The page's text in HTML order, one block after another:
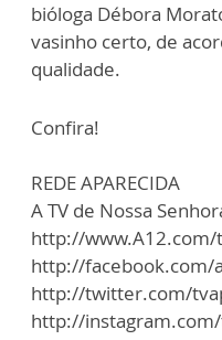
bióloga Débora
vasinho certo, de
qualidade.
Confira!
REDE APARECIDA
A TV de Nossa
http://www.A12.com/
http://facebook.com/
http://twitter.com/
http://